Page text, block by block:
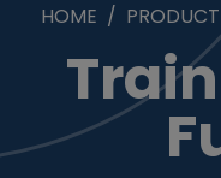
HOME